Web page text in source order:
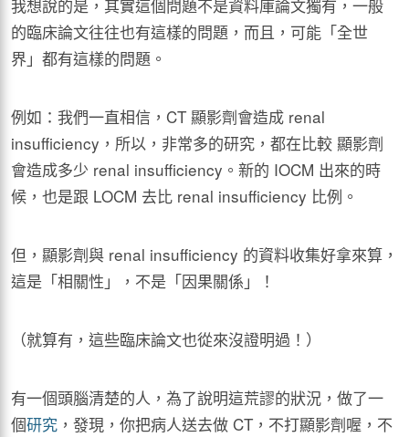
我想說的是，其實這個問題不是資料庫論文獨有，一般
的臨床論文往往也有這樣的問題，而且，可能「全世
界」都有這樣的問題。
例如：我們一直相信，CT 顯影劑會造成 renal
insufficiency，所以，非常多的研究，都在比較 顯影劑
會造成多少 renal insufficiency。新的 IOCM 出來的時
候，也是跟 LOCM 去比 renal insufficiency 比例。
但，顯影劑與 renal insufficiency 的資料收集好拿來算，
這是「相關性」，不是「因果關係」！
（就算有，這些臨床論文也從來沒證明過！）
有一個頭腦清楚的人，為了說明這荒謬的狀況，做了一
個研究 ，發現，你把病人送去做 CT，不打顯影劑喔，不